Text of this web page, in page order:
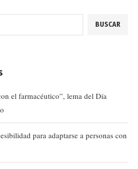
BUSCAR
el farmacéutico”, lema del Día
para adaptarse a personas con